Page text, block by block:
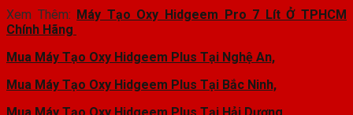
Xem Thêm: Máy Tạo Oxy Hidgeem Pro 7 Lít Ở TPHCM
Chính Hãng
Mua Máy Tạo Oxy Hidgeem Plus Tại Nghệ An,
Mua Máy Tạo Oxy Hidgeem Plus Tại Bắc Ninh,